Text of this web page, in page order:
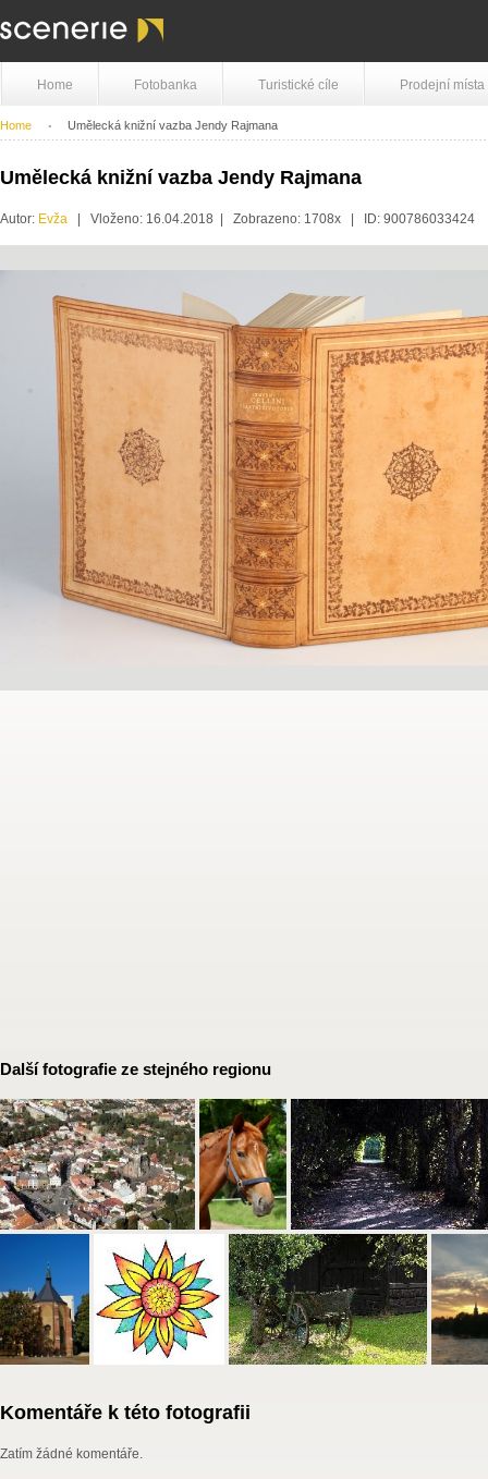
Home Fotobanka Turistické cíle Prodejní místa
Home Umělecká knižní vazba Jendy Rajmana
Umělecká knižní vazba Jendy Rajmana
Autor: Evža | Vloženo: 16.04.2018 | Zobrazeno: 1708x | ID: 900786033424
Další fotografie ze stejného regionu
Komentáře k této fotografii
Zatím žádné komentáře.